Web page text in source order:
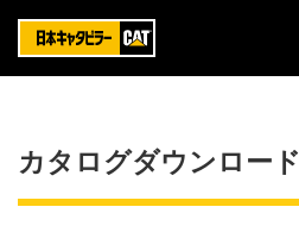
カタログダウンロード